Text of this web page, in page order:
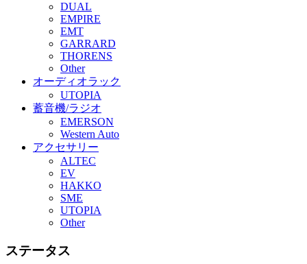
DUAL
EMPIRE
EMT
GARRARD
THORENS
Other
オーディオラック
UTOPIA
蓄音機/ラジオ
EMERSON
Western Auto
アクセサリー
ALTEC
EV
HAKKO
SME
UTOPIA
Other
ステータス